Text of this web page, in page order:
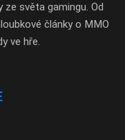
ze světa gamingu. Od
články o MMO
ve hře.